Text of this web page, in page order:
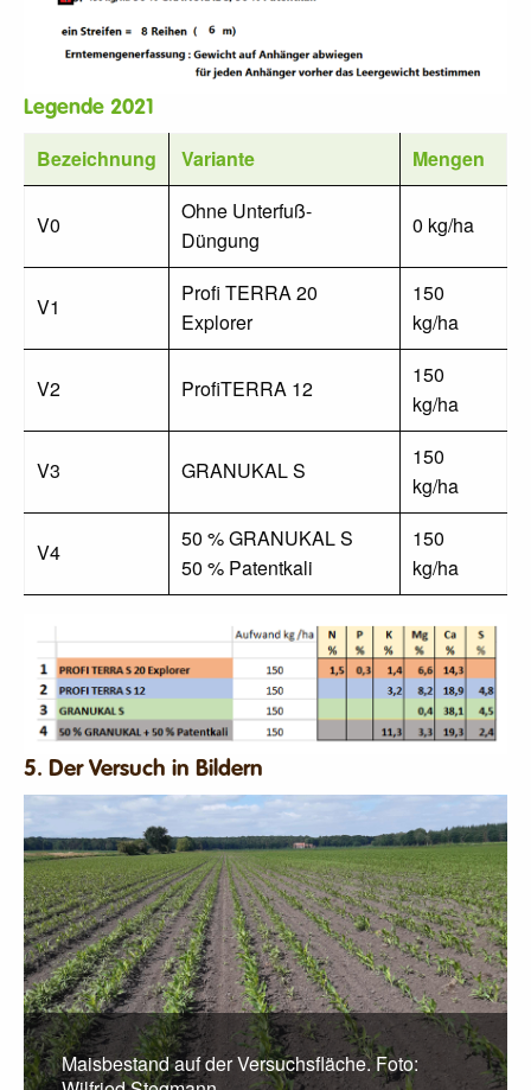
Legende 2021
Bezeichnung Variante Mengen
V0
Ohne Unterfuß-
Düngung
0 kg/ha
V1
Profi TERRA 20
Explorer
150
kg/ha
V2 ProfiTERRA 12
150
kg/ha
V3 GRANUKAL S
150
kg/ha
V4
50 % GRANUKAL S
50 % Patentkali
150
kg/ha
5. Der Versuch in Bildern
Maisbestand auf der Versuchsfläche. Foto: